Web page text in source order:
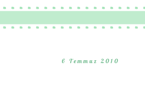
6 Temmuz 2010